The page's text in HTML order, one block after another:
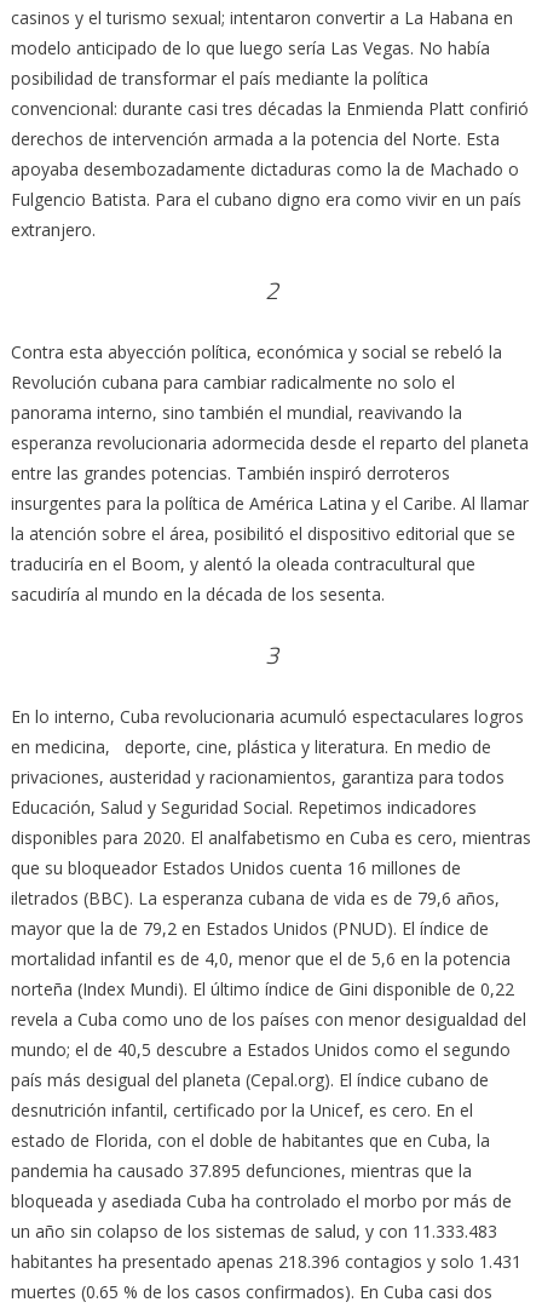
casinos y el turismo sexual; intentaron convertir a La Habana en
modelo anticipado de lo que luego sería Las Vegas. No había
posibilidad de transformar el país mediante la política
convencional: durante casi tres décadas la Enmienda Platt confirió
derechos de intervención armada a la potencia del Norte. Esta
apoyaba desembozadamente dictaduras como la de Machado o
Fulgencio Batista. Para el cubano digno era como vivir en un país
extranjero.
2
Contra esta abyección política, económica y social se rebeló la
Revolución cubana para cambiar radicalmente no solo el
panorama interno, sino también el mundial, reavivando la
esperanza revolucionaria adormecida desde el reparto del planeta
entre las grandes potencias. También inspiró derroteros
insurgentes para la política de América Latina y el Caribe. Al llamar
la atención sobre el área, posibilitó el dispositivo editorial que se
traduciría en el Boom, y alentó la oleada contracultural que
sacudiría al mundo en la década de los sesenta.
3
En lo interno, Cuba revolucionaria acumuló espectaculares logros
en medicina, deporte, cine, plástica y literatura. En medio de
privaciones, austeridad y racionamientos, garantiza para todos
Educación, Salud y Seguridad Social. Repetimos indicadores
disponibles para 2020. El analfabetismo en Cuba es cero, mientras
que su bloqueador Estados Unidos cuenta 16 millones de
iletrados (BBC). La esperanza cubana de vida es de 79,6 años,
mayor que la de 79,2 en Estados Unidos (PNUD). El índice de
mortalidad infantil es de 4,0, menor que el de 5,6 en la potencia
norteña (Index Mundi). El último índice de Gini disponible de 0,22
revela a Cuba como uno de los países con menor desigualdad del
mundo; el de 40,5 descubre a Estados Unidos como el segundo
país más desigual del planeta (Cepal.org). El índice cubano de
desnutrición infantil, certificado por la Unicef, es cero. En el
estado de Florida, con el doble de habitantes que en Cuba, la
pandemia ha causado 37.895 defunciones, mientras que la
bloqueada y asediada Cuba ha controlado el morbo por más de
un año sin colapso de los sistemas de salud, y con 11.333.483
habitantes ha presentado apenas 218.396 contagios y solo 1.431
muertes (0.65 % de los casos confirmados). En Cuba casi dos